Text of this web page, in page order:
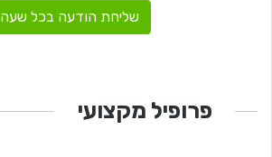
שליחת הודעה בכל שעה
פרופיל מקצועי